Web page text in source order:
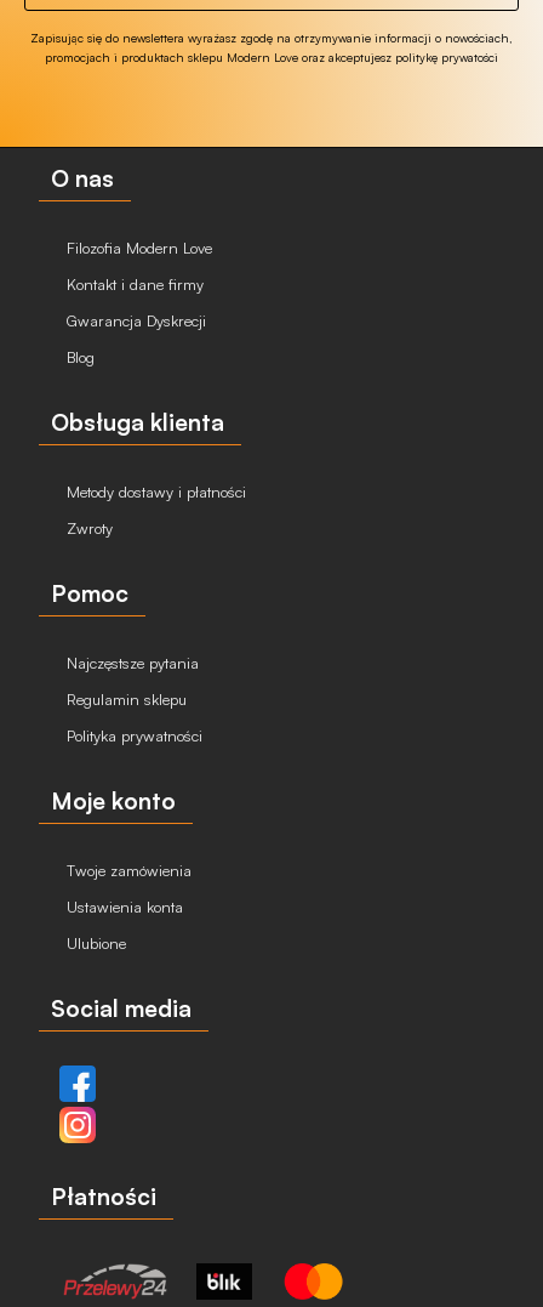
Zapisując się do newslettera wyrażasz zgodę na otrzymywanie informacji o nowościach,
promocjach i produktach sklepu Modern Love oraz akceptujesz politykę prywatości
O nas
Filozofia Modern Love
Kontakt i dane firmy
Gwarancja Dyskrecji
Blog
Obsługa klienta
Metody dostawy i płatności
Zwroty
Pomoc
Najczęstsze pytania
Regulamin sklepu
Polityka prywatności
Moje konto
Twoje zamówienia
Ustawienia konta
Ulubione
Social media
Płatności